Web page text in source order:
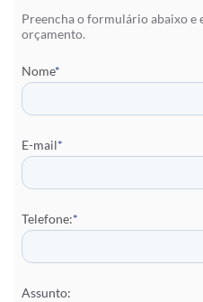
Preencha o formulário abaixo e
orçamento.
Nome*
E-mail*
Telefone:*
Assunto: